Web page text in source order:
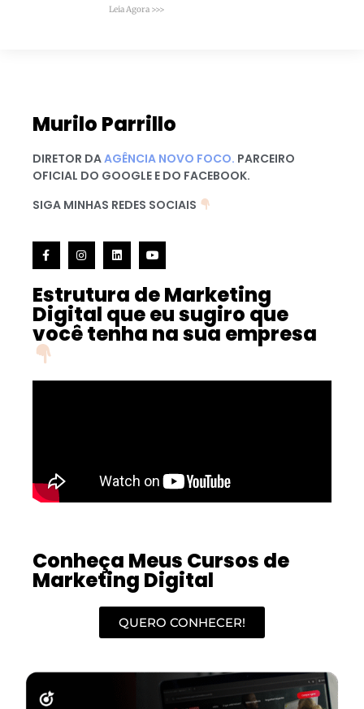
Leia Agora >>>
Murilo Parrillo
DIRETOR DAAGÊNCIA NOVO FOCO. PARCEIRO
OFICIAL DO GOOGLE E DO FACEBOOK.
SIGA MINHAS REDES SOCIAIS
Estrutura de Marketing
Digital que eu sugiro que
você tenha na sua empresa
Conheça Meus Cursos de
Marketing Digital
QUERO CONHECER!